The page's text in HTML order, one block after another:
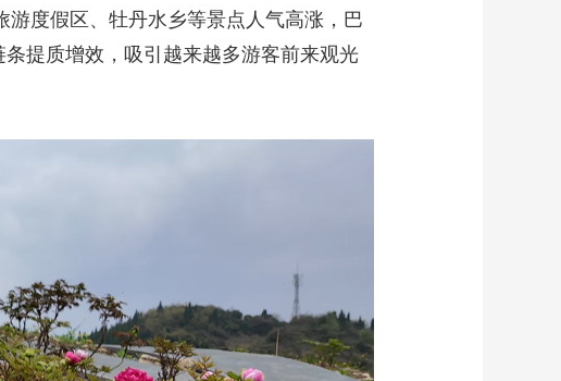
度假区、牡丹水乡等景点人气高涨，巴
提质增效，吸引越来越多游客前来观光